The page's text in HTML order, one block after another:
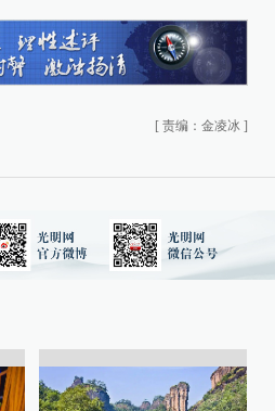
[ 责编：金凌冰 ]